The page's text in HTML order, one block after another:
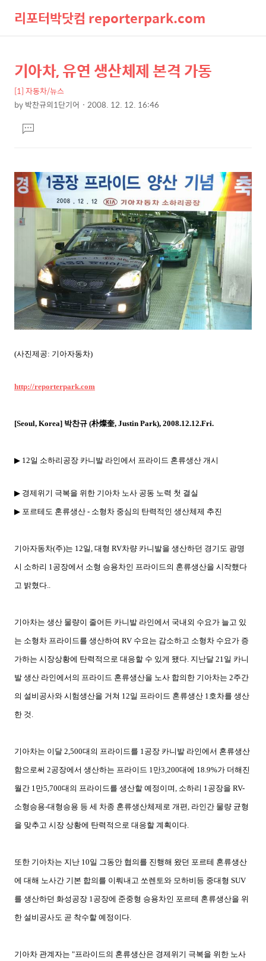
리포터박닷컴 reporterpark.com
상
세
컨
텐
츠
본
제
목
기아차, 유연 생산체제 본격 가동
[1] 자동차/뉴스
by박찬규의1단기어 2008. 12. 12. 16:46
문댓
글
(사진제공: 기아자동차)
http://reporterpark.com
[Seoul, Korea] 박찬규 (朴燦奎, Justin Park), 2008.12.12.Fri.
▶ 12일 소하리공장 카니발 라인에서 프라이드 혼류생산 개시
▶ 경제위기 극복을 위한 기아차 노사 공동 노력 첫 결실
▶ 포르테도 혼류생산 - 소형차 중심의 탄력적인 생산체제 추진
기아자동차(주)는 12일 대형 RV차량 카니발을 생산하던 경기도 광명
시 소하리 1 공장에서 소형 승용차인 프라이드의 혼류생산을 시작했다
고 밝혔다
기아차는 생산 물량이 줄어든 카니발 라인에서 국내외 수요가 늘고 있
는 소형차 프라이드를 생산하여 RV 수요는 감소하고 소형차 수요가 증
가하는 시장상황에 탄력적으로 대응할 수 있게 됐다 지난달 21 일 카니
발 생산 라인에서의 프라이드 혼류생산을 노사 합의한 기아차는 2주간
의 설비공사와 시험생산을 거쳐 12일 프라이드 혼류생산 1 호차를 생산
한 것
기아차는 이달 2,500대의 프라이드를 1 공장 카니발 라인에서 혼류생산
함으로써 2공장에서 생산하는 프라이드 1 만3,200대에 18.9%가 더해진
월간 1 만5,700대의 프라이드를 생산할 예정이며, 소하리 1 공장을 RV-
소형승용-대형승용 등 세 차종 혼류생산체제로 개편 라인간 물량 균형
을 맞추고 시장 상황에 탄력적으로 대응할 계획이다.
또한 기아차는 지난 10일 그동안 협의를 진행해 왔던 포르테 혼류생산
에 대해 노사간 기본 합의를 이뤄내고 쏘렌토와 모하비등 중대형 SUV
를 생산하던 화성공장 1 공장에 준중형 승용차인 포르테 혼류생산을 위
한 설비공사도 곧 착수할 예정이다
기아차 관계자는 "프라이드의 혼류생산은 경제위기 극복을 위한 노사